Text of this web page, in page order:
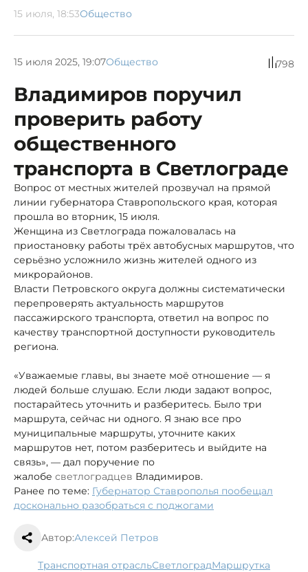
15 июля, 18:53Общество
15 июля 2025, 19:07Общество 798
Владимиров поручил
проверить работу
общественного
транспорта в Светлограде
Вопрос от местных жителей прозвучал на прямой
линии губернатора Ставропольского края, которая
прошла во вторник, 15 июля.
Женщина из Светлограда пожаловалась на
приостановку работы трёх автобусных маршрутов, что
серьёзно усложнило жизнь жителей одного из
микрорайонов.
Власти Петровского округа должны систематически
перепроверять актуальность маршрутов
пассажирского транспорта, ответил на вопрос по
качеству транспортной доступности руководитель
региона.
«Уважаемые главы, вы знаете моё отношение — я
людей больше слушаю. Если люди задают вопрос,
постарайтесь уточнить и разберитесь. Было три
маршрута, сейчас ни одного. Я знаю все про
муниципальные маршруты, уточните каких
маршрутов нет, потом разберитесь и выйдите на
связь», — дал поручение по
жалобе светлоградцев Владимиров.
Ранее по теме: Губернатор Ставрополья пообещал
досконально разобраться с поджогами
Автор:Алексей Петров
транспортная отрасль Светлоград
маршрутка